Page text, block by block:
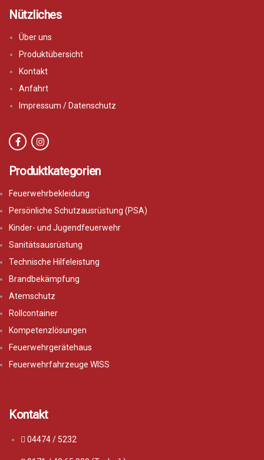
Nützliches
Über uns
Produktübersicht
Kontakt
Anfahrt
Impressum / Datenschutz
Produktkategorien
Feuerwehrbekleidung
Persönliche Schutzausrüstung (PSA)
Kinder- und Jugendfeuerwehr
Sanitätsausrüstung
Technische Hilfeleistung
Brandbekämpfung
Atemschutz
Rollcontainer
Kompetenzlösungen
Feuerwehrgerätehaus
Feuerwehrfahrzeuge WISS
Kontakt
04474 / 5232